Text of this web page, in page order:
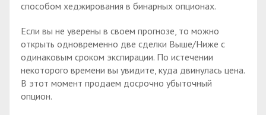
способом хеджирования в бинарных опционах.
Если вы не уверены в своем прогнозе, то можно
открыть одновременно две сделки Выше/Ниже с
одинаковым сроком экспирации. По истечении
некоторого времени вы увидите, куда двинулась цена.
В этот момент продаем досрочно убыточный
опцион.